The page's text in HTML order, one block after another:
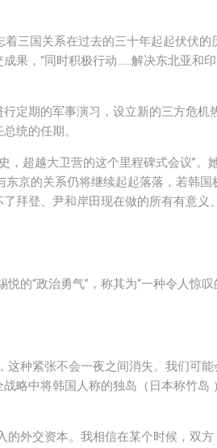
着三国关系在过去的三十年起起伏伏的
果，“同时积极行动……解决东北亚和印
定期的军事演习，设立新的三方危机
统的任期。
，超越大卫营的这个里程碑式会议”。
东京的关系仍将继续起起落落，若韩国
拜登、尹和岸田现在做的所有有意义
的“政治勇气”，称其为“一种令人惊叹
这种紧张不会一夜之间消失。我们可能
略中将韩国人称的独岛（日本称竹岛
的外交资本。我相信在某个时候，双方